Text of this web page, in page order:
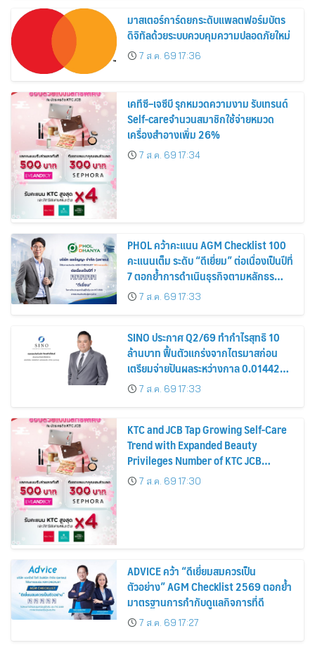
มาสเตอร์การ์ดยกระดับแพลตฟอร์มบัตร
ดิจิทัลด้วยระบบควบคุมความปลอดภัยใหม่
7 ส.ค. 69 17:36
เคทีซี–เจซีบี รุกหมวดความงาม รับเทรนด์
Self-careจำนวนสมาชิกใช้จ่ายหมวด
เครื่องสำอางเพิ่ม 26%
7 ส.ค. 69 17:34
PHOL คว้าคะแนน AGM Checklist 100
คะแนนเต็ม ระดับ “ดีเยี่ยม” ต่อเนื่องเป็นปีที่
7 ตอกย้ำการดำเนินธุรกิจตามหลักธร
รมาภิบาล โปร่งใส สร้างความเชื่อมั่นผู้ถือ
หุ้น
7 ส.ค. 69 17:33
SINO ประกาศ Q2/69 ทำกำไรสุทธิ 10
ล้านบาท ฟื้นตัวแกร่งจากไตรมาสก่อน
เตรียมจ่ายปันผลระหว่างกาล 0.014423
บาทต่อหุ้น ครึ่งปีหลังมุ่งเติบโตต่อเนื่อง
7 ส.ค. 69 17:33
KTC and JCB Tap Growing Self-Care
Trend with Expanded Beauty
Privileges Number of KTC JCB
Cardmembers Spending on
Cosmetics Rises 26%
7 ส.ค. 69 17:30
ADVICE คว้า “ดีเยี่ยมสมควรเป็น
ตัวอย่าง” AGM Checklist 2569 ตอกย้ำ
มาตรฐานการกำกับดูแลกิจการที่ดี
7 ส.ค. 69 17:27